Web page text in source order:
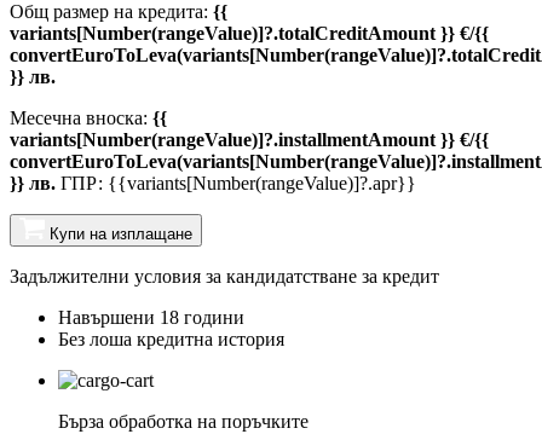
Общ размер на кредита: {{
variants[Number(rangeValue)]?.totalCreditAmount }} €/{{
}} лв.
Месечна вноска: {{
variants[Number(rangeValue)]?.installmentAmount }} €/{{
}} лв. ГПР: {{variants[Number(rangeValue)]?.apr}}
Купи на изплащане
Задължителни условия за кандидатстване за кредит
Навършени 18 години
Без лоша кредитна история
Бърза обработка на поръчките